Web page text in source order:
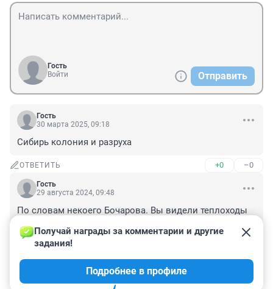
Гость
Войти
Отправить
Гость
30 марта 2025, 09:18
Сибирь колония и разруха
ОТВЕТИТЬ +0 –0
Гость
29 августа 2024, 09:48
По словам некоего Бочарова. Вы видели теплоходы
опасность. Настолько всё старое и нет того, что
собираются что-то менять и беспокоиться о
безопасности пассажиров. НГС вы сходите по
плавайте, посмотрите на висячие провода, гарь и т.д.
Получай награды за комментарии и другие
задания!
Подробнее в профиле